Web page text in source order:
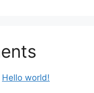
Hello world!